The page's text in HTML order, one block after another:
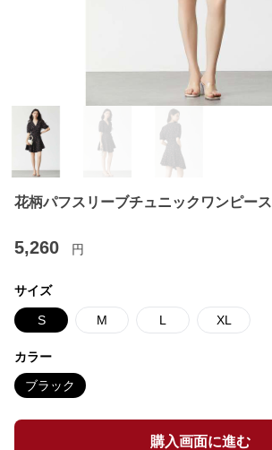
花柄パフスリーブチュニックワンピース
5,260 円
サイズ
S M L XL
カラー
ブラック
購入画面に進む